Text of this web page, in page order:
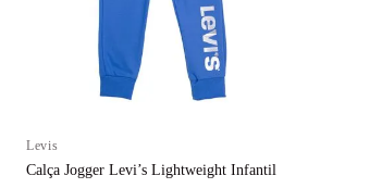
Levis
Calça Jogger Levi’s Lightweight Infantil